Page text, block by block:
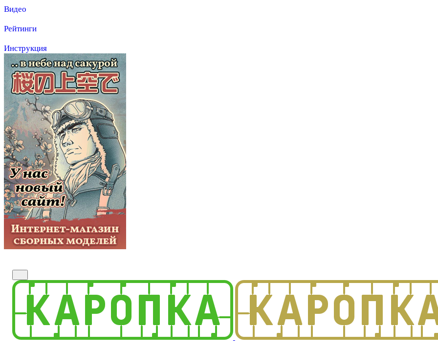
Видео
Рейтинги
Инструкция